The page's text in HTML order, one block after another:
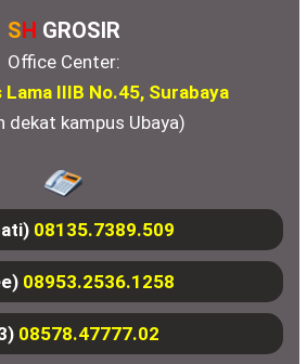
SH GROSIR
Office Center:
IIIB No.45, Surabaya
dekat kampus Ubaya)
08135.7389.509
08953.2536.1258
08578.47777.02